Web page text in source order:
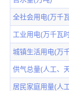
全社会用电(万千
工业用电(万千瓦
城镇生活用电(万
供气总量(人工、
居民家庭用量(人